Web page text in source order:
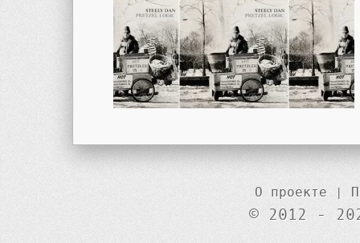
О проекте |
© 2012 -